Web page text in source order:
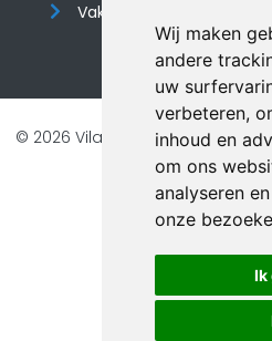
Wij maken
andere
uw
verbeteren,
inhoud en
om ons
analyseren
onze
Ik
Vakantiehuis website
© 2026 Vilando
Veilig online